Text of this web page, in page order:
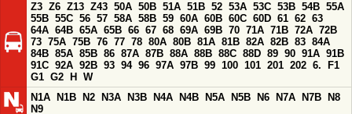
Z3 Z6 Z13 Z43 50A 50B 51A 51B 52 53A 53C 53B 54B 55A
55B 55C 56 57 58A 58B 59 60A 60B 60C 60D 61 62 63
64A 64B 65A 65B 66 67 68 69A 69B 70 71A 71B 72A 72B
73 75A 75B 76 77 78 80A 80B 81A 81B 82A 82B 83 84A
84B 85A 85B 86 87A 87B 88A 88B 88C 88D 89 90 91A 91B
91C 92A 92B 93 94 96 97A 97B 99 100 101 201 202 6.
F1
G1 G2 H
W
N1A
N1B N2 N3A N3B N4A N4B N5A N5B N6 N7A N7B
N8
N9